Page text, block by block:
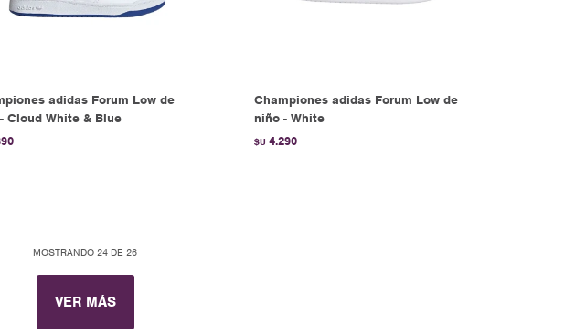
adidas Forum Low de
Cloud White & Blue
Championes adidas Forum Low de
niño - White
$U 4.290
MOSTRANDO 24 DE 26
VER MÁS